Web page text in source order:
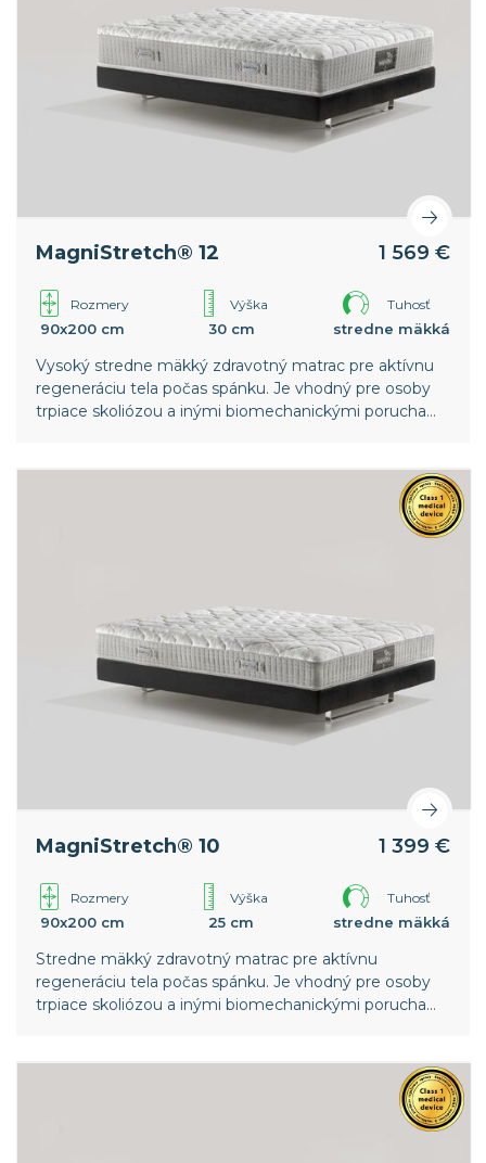
MagniStretch® 12 1 569 €
Rozmery
90x200 cm
Výška
30 cm
Tuhosť
stredne mäkká
Vysoký stredne mäkký zdravotný matrac pre aktívnu
regeneráciu tela počas spánku. Je vhodný pre osoby
trpiace skoliózou a inými biomechanickými poruchami
MagniStretch® 10 1 399 €
Rozmery
90x200 cm
Výška
25 cm
Tuhosť
stredne mäkká
Stredne mäkký zdravotný matrac pre aktívnu
regeneráciu tela počas spánku. Je vhodný pre osoby
trpiace skoliózou a inými biomechanickými poruchami